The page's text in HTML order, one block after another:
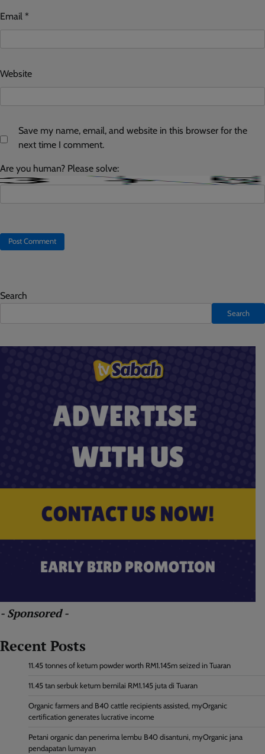
Email *
Website
Save my name, email, and website in this browser for the
next time I comment.
Are you human? Please solve:
Search
Search
- Sponsored -
Recent Posts
11.45 tonnes of ketum powder worth RM1.145m seized in Tuaran
11.45 tan serbuk ketum bernilai RM1.145 juta di Tuaran
Organic farmers and B40 cattle recipients assisted, myOrganic
certification generates lucrative income
Petani organic dan penerima lembu B40 disantuni, myOrganic jana
pendapatan lumayan